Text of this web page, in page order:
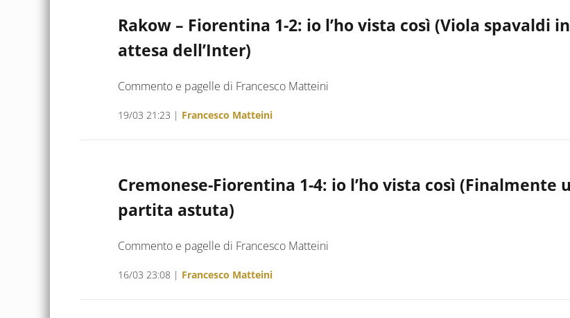
Rakow – Fiorentina 1-2: io l’ho vista così (Viola spavaldi in
attesa dell’Inter)
Commento e pagelle di Francesco Matteini
19/03 21:23 | Francesco Matteini
Cremonese-Fiorentina 1-4: io l’ho vista così (Finalmente
partita astuta)
Commento e pagelle di Francesco Matteini
16/03 23:08 | Francesco Matteini